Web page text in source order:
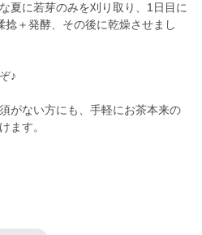
夏に若芽のみを刈り取り、1日目に
＋発酵、その後に乾燥させまし
♪
がない方にも、手軽にお茶本来の
ます。